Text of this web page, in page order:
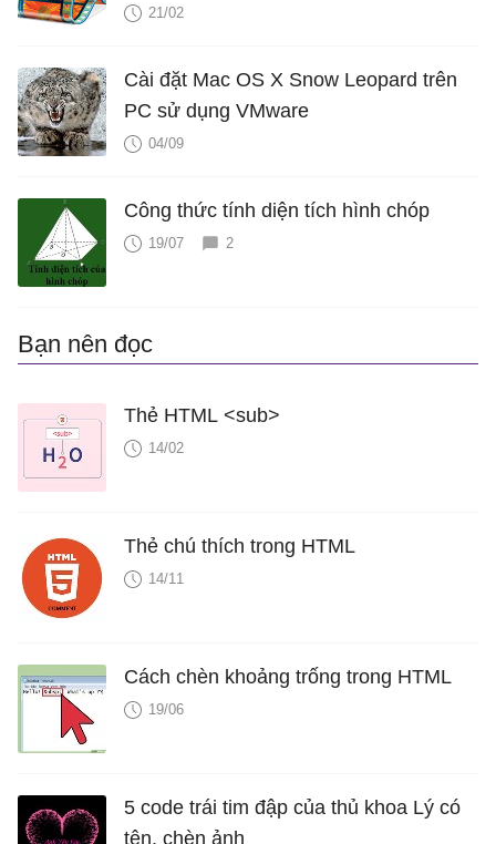
21/02
Cài đặt Mac OS X Snow Leopard trên
PC sử dụng VMware
04/09
Công thức tính diện tích hình chóp
19/07 2
Bạn nên đọc
Thẻ HTML <sub>
14/02
Thẻ chú thích trong HTML
14/11
Cách chèn khoảng trống trong HTML
19/06
5 code trái tim đập của thủ khoa Lý có
tên, chèn ảnh